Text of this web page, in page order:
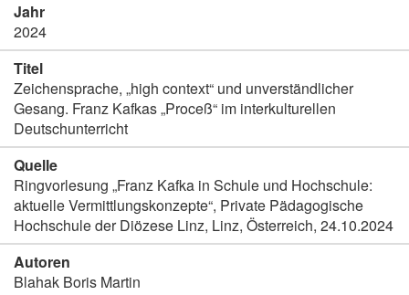
Jahr
2024
Titel
Zeichensprache, „high context“ und unverständlicher
Gesang. Franz Kafkas „Proceß“ im interkulturellen
Deutschunterricht
Quelle
Ringvorlesung „Franz Kafka in Schule und Hochschule:
aktuelle Vermittlungskonzepte“, Private Pädagogische
Hochschule der Diözese Linz, Linz, Österreich, 24.10.2024
Autoren
Blahak Boris Martin